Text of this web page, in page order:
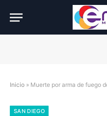
Inicio » Muerte por arma de fuego de una
SAN DIEGO